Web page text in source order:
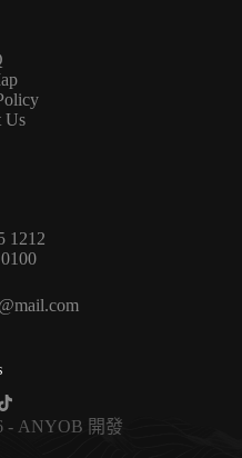
Us
1212
- ANYOB 開發